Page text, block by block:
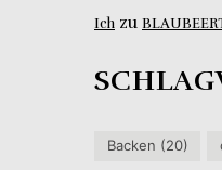
Ich zu
Backen (20)